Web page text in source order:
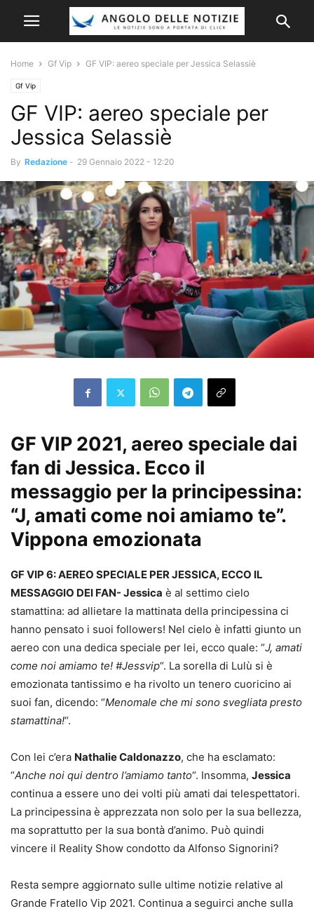
Home Gf Vip GF VIP: aereo speciale per Jessica Selassiè
Gf Vip
GF VIP: aereo speciale per
Jessica Selassiè
By Redazione - 29 Gennaio 2022 - 12:20
GF VIP 2021, aereo speciale dai
fan di Jessica. Ecco il
messaggio per la principessina:
“J, amati come noi amiamo te”.
Vippona emozionata
GF VIP 6: AEREO SPECIALE PER JESSICA, ECCO IL
MESSAGGIO DEI FAN- Jessica è al settimo cielo
stamattina: ad allietare la mattinata della principessina ci
hanno pensato i suoi followers! Nel cielo è infatti giunto un
aereo con una dedica speciale per lei, ecco quale: “J, amati
come noi amiamo te! #Jessvip“. La sorella di Lulù si è
emozionata tantissimo e ha rivolto un tenero cuoricino ai
suoi fan, dicendo: “Menomale che mi sono svegliata presto
stamattina!“.
Con lei c’era Nathalie Caldonazzo, che ha esclamato:
“Anche noi qui dentro l’amiamo tanto“. Insomma, Jessica
continua a essere uno dei volti più amati dai telespettatori.
La principessina è apprezzata non solo per la sua bellezza,
ma soprattutto per la sua bontà d’animo. Può quindi
vincere il Reality Show condotto da Alfonso Signorini?
Resta sempre aggiornato sulle ultime notizie relative al
Grande Fratello Vip 2021. Continua a seguirci anche sulla